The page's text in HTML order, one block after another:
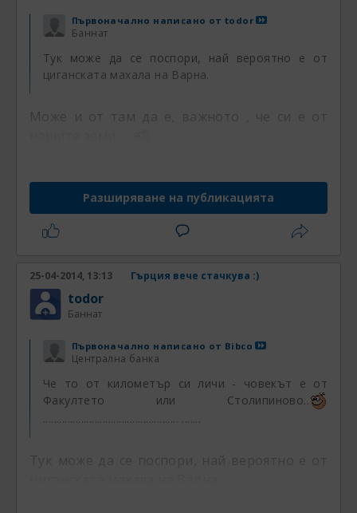
Първоначално написано отtodor
Баннат
Тук може да се поспори, най вероятно е от
циганската махала на Варна.
Може и от там да е, важното , че си е от
Разширяване на публикацията
25-04-2014, 13:13 Гърция вече стачкува :)
todor
Баннат
Първоначално написано от Bibco
Централна банка
Че то от километър си личи - човекът е от
Факултето или Столипиново..
.................................................. .......
Тук може да се поспори, най вероятно е от